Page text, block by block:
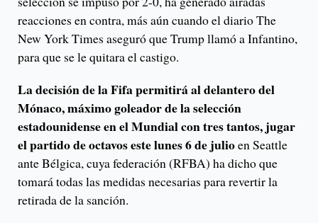
reacciones en contra, más aún cuando el diario The
New York Times aseguró que Trump llamó a Infantino,
para que se le quitara el castigo.
La decisión de la Fifa permitirá al delantero del
Mónaco, máximo goleador de la selección
estadounidense en el Mundial con tres tantos, jugar
el partido de octavos este lunes 6 de julioen Seattle
ante Bélgica, cuya federación (RFBA) ha dicho que
tomará todas las medidas necesarias para revertir la
retirada de la sanción.